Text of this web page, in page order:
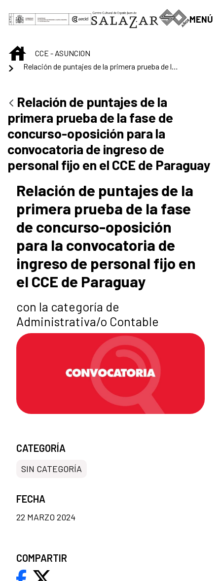
Saltar al contenido principal
MENÚ
INICIOCCE - ASUNCION
Relación de puntajes de la
primera prueba de la fase de
concurso-oposición para la
convocatoria de ingreso de
personal fijo en el CCE de Paraguay
Relación de puntajes de la
primera prueba de la fase
de concurso-oposición
para la convocatoria de
ingreso de personal fijo en
el CCE de Paraguay
con la categoría de
Administrativa/o Contable
CATEGORÍA
SIN CATEGORÍA
FECHA
22 MARZO 2024
COMPARTIR